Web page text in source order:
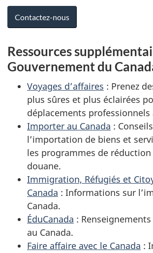
Contactez-nous
Ressources
Gouvernement du
Voyages d’affaires : Prenez
plus sûres et plus éclairées
déplacements professionnels
Importer au Canada :
l’importation de biens et
les programmes de
douane.
Immigration, Réfugiés et
Canada : Informations sur
Canada.
ÉduCanada :
au Canada.
Faire affaire avec le Canada :